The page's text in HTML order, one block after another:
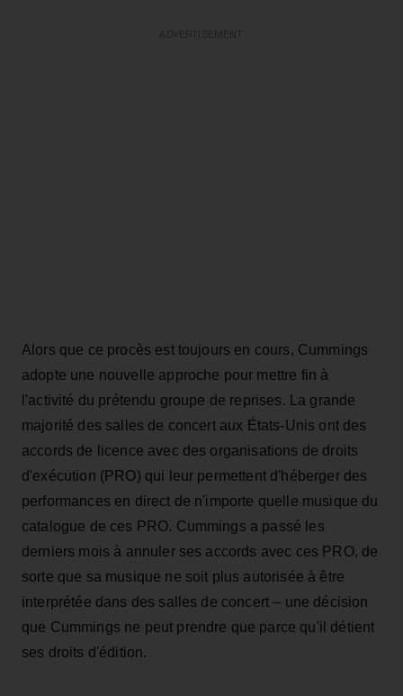
Alors que ce procès est toujours en cours, Cummings
adopte une nouvelle approche pour mettre fin à
l'activité du prétendu groupe de reprises. La grande
majorité des salles de concert aux États-Unis ont des
accords de licence avec des organisations de droits
d'exécution (PRO) qui leur permettent d'héberger des
performances en direct de n'importe quelle musique du
catalogue de ces PRO. Cummings a passé les
derniers mois à annuler ses accords avec ces PRO, de
sorte que sa musique ne soit plus autorisée à être
interprétée dans des salles de concert – une décision
que Cummings ne peut prendre que parce qu'il détient
ses droits d'édition.